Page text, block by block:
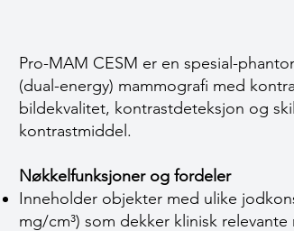
Pro-MAM CESM er en spesial-
(dual-energy) mammografi med
bildekvalitet, kontrastdeteksjon og
kontrastmiddel.
Nøkkelfunksjoner og fordeler
Inneholder objekter med ulike
mg/cm³) som dekker klinisk